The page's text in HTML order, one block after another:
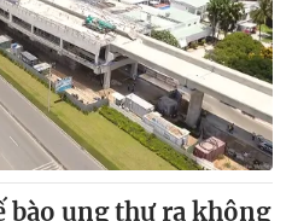
hình Việt Nam
báo điện tử số 483/GP-BTTTT
bào ung thư ra không